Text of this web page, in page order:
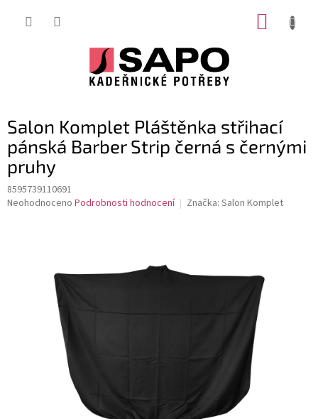
Salon Komplet Pláštěnka střihací
pánská Barber Strip černá s černými
pruhy
8595739110691
Průměrné
Neohodnoceno Podrobnosti hodnocení Značka: Salon Komplet